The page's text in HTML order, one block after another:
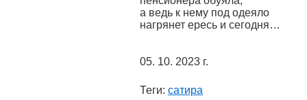
а ведь к нему под одеяло
нагрянет ересь и сегодня…
05. 10. 2023 г.
Теги: сатира